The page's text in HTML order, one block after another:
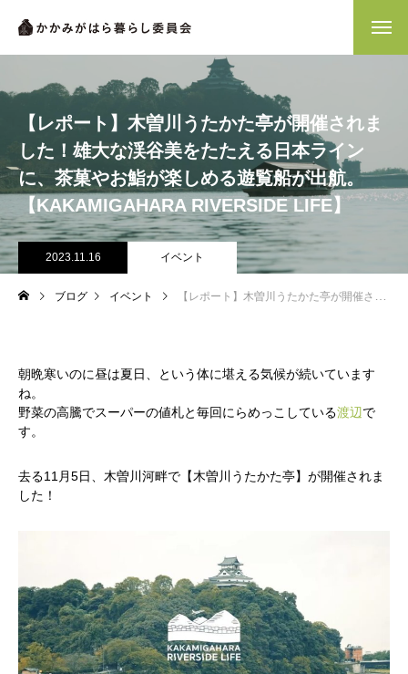
【レポート】木曽川うたかた亭が開催されま
した！雄大な渓谷美をたたえる日本ライン
に、茶菓やお鮨が楽しめる遊覧船が出航。
【KAKAMIGAHARA RIVERSIDE LIFE】
2023.11.16 イベント
ブログ イベント 【レポート】木曽川うたかた亭が開催されました！雄大な渓谷美をたたえる日本ラインに、茶菓やお鮨が楽しめる遊覧船が出航。【KAKAMIGAHARA RIVERSIDE LIFE】
朝晩寒いのに昼は夏日、という体に堪える気候が続いています
ね。
野菜の高騰でスーパーの値札と毎回にらめっこしている渡辺 で
す。
去る11月5日、木曽川河畔で【木曽川うたかた亭】が開催されま
した！